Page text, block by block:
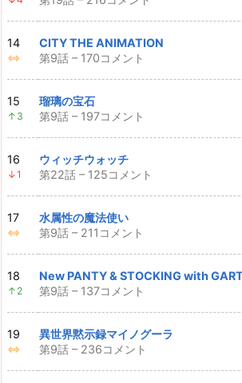
14
⇔
CITY THE ANIMATION
第9話 – 170コメント
15
↑3
瑠璃の宝石
第9話 – 197コメント
16
↓1
ウィッチウォッチ
第22話 – 125コメント
17
⇔
水属性の魔法使い
第9話 – 211コメント
18
↑2
New PANTY & STOCKING with
第9話 – 137コメント
19
⇔
異世界黙示録マイノグーラ
第9話 – 236コメント